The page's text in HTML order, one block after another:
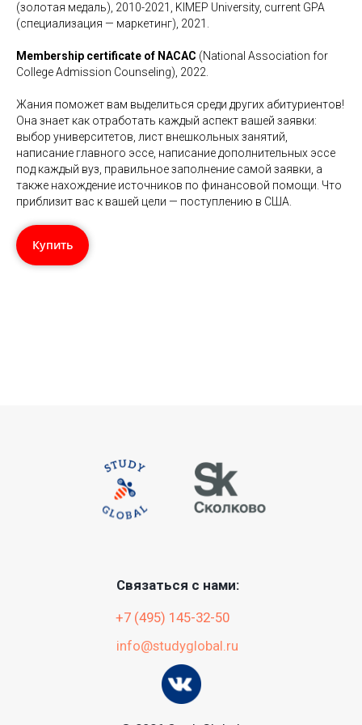
(золотая медаль), 2010-2021, KIMEP University, current GPA
(специализация — маркетинг), 2021.
Membership certificate of NACAC (National Association for
College Admission Counseling), 2022.
Жания поможет вам выделиться среди других абитуриентов!
Она знает как отработать каждый аспект вашей заявки:
выбор университетов, лист внешкольных занятий,
написание главного эссе, написание дополнительных эссе
под каждый вуз, правильное заполнение самой заявки, а
также нахождение источников по финансовой помощи. Что
приблизит вас к вашей цели — поступлению в США.
Купить